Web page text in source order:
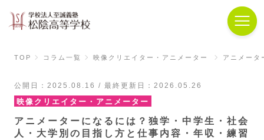
TOP コラム一覧 映像クリエイター・アニメーター アニメータ
公開日：2025.08.16 / 最終更新日：2026.05.26
映像クリエイター・アニメーター
アニメーターになるには？独学・中学生・社会
人・大学別の目指し方と仕事内容・年収・練習